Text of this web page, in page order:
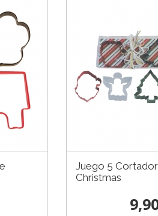
Juego 5
Christmas